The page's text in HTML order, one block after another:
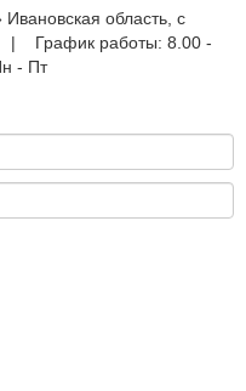
область, с
| График работы: 8.00 -
- Пт